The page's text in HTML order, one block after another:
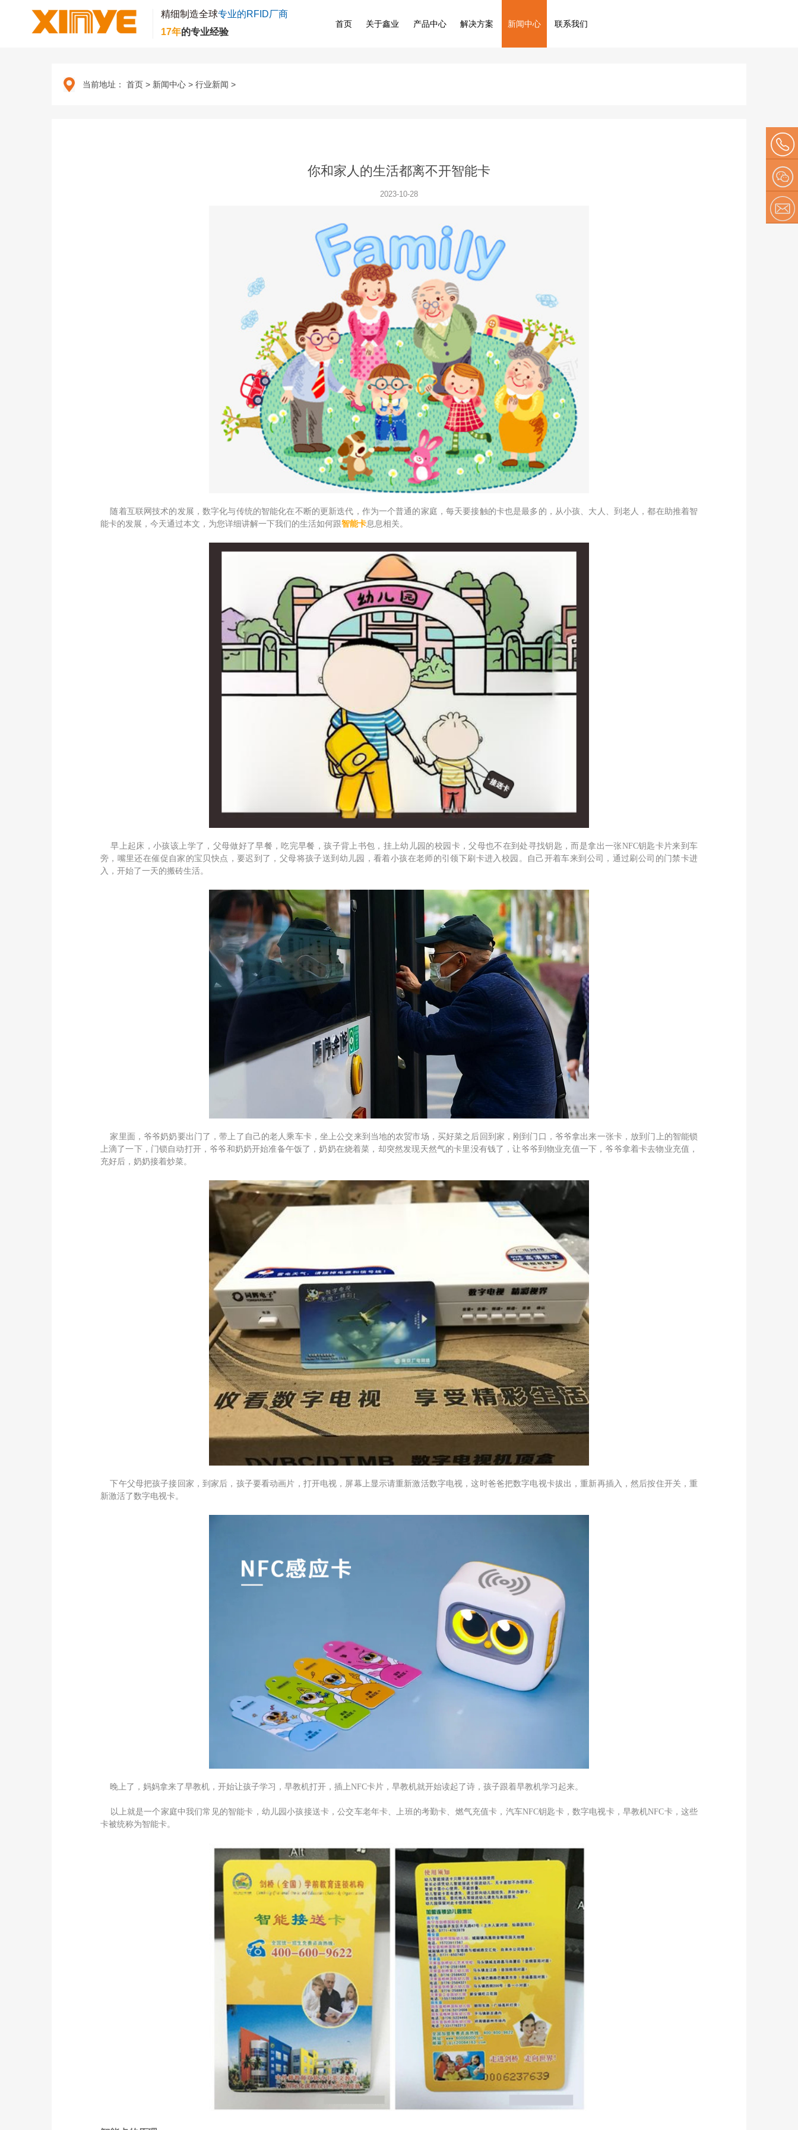
精细制造全球专业的RFID厂商
17年的专业经验
首页 关于鑫业 产品中心 解决方案 新闻中心 联系我们
当前地址： 首页 > 新闻中心 > 行业新闻 >
你和家人的生活都离不开智能卡
2023-10-28
随着互联网技术的发展，数字化与传统的智能化在不断的更新迭代，作为一个普通的家庭，每天要接触的卡也是最多的，从小孩、大人、到老人，都在助推着智
能卡的发展，今天通过本文，为您详细讲解一下我们的生活如何跟智能卡息息相关。
早上起床，小孩该上学了，父母做好了早餐，吃完早餐，孩子背上书包，挂上幼儿园的校园卡，父母也不在到处寻找钥匙，而是拿出一张NFC钥匙卡片来到车
旁，嘴里还在催促自家的宝贝快点，要迟到了，父母将孩子送到幼儿园，看着小孩在老师的引领下刷卡进入校园。自己开着车来到公司，通过刷公司的门禁卡进
入，开始了一天的搬砖生活。
家里面，爷爷奶奶要出门了，带上了自己的老人乘车卡，坐上公交来到当地的农贸市场，买好菜之后回到家，刚到门口，爷爷拿出来一张卡，放到门上的智能锁
上滴了一下，门锁自动打开，爷爷和奶奶开始准备午饭了，奶奶在烧着菜，却突然发现天然气的卡里没有钱了，让爷爷到物业充值一下，爷爷拿着卡去物业充值，
充好后，奶奶接着炒菜。
下午父母把孩子接回家，到家后，孩子要看动画片，打开电视，屏幕上显示请重新激活数字电视，这时爸爸把数字电视卡拔出，重新再插入，然后按住开关，重
新激活了数字电视卡。
晚上了，妈妈拿来了早教机，开始让孩子学习，早教机打开，插上NFC卡片，早教机就开始读起了诗，孩子跟着早教机学习起来。
以上就是一个家庭中我们常见的智能卡，幼儿园小孩接送卡，公交车老年卡、上班的考勤卡、燃气充值卡，汽车NFC钥匙卡，数字电视卡，早教机NFC卡，这些
卡被统称为智能卡。
134 209
79610
微信